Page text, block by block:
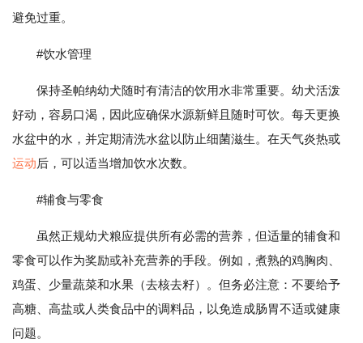
避免过重。
#饮水管理
保持圣帕纳幼犬随时有清洁的饮用水非常重要。幼犬活泼
好动，容易口渴，因此应确保水源新鲜且随时可饮。每天更换
水盆中的水，并定期清洗水盆以防止细菌滋生。在天气炎热或
运动后，可以适当增加饮水次数。
#辅食与零食
虽然正规幼犬粮应提供所有必需的营养，但适量的辅食和
零食可以作为奖励或补充营养的手段。例如，煮熟的鸡胸肉、
鸡蛋、少量蔬菜和水果（去核去籽）。但务必注意：不要给予
高糖、高盐或人类食品中的调料品，以免造成肠胃不适或健康
问题。